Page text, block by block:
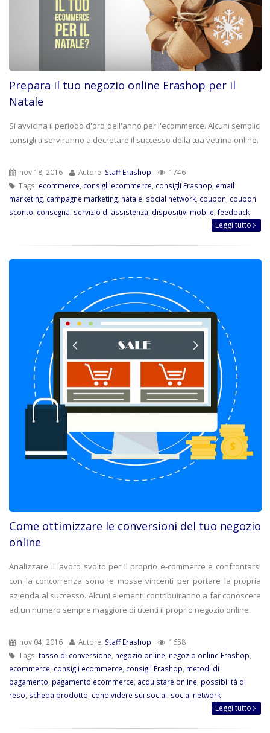
Prepara il tuo negozio online Erashop per il
Natale
Si avvicina il periodo d'oro dell'anno per l'ecommerce. Alcuni semplici
consigli ti serviranno a decretare il successo della tua vetrina online.
nov 18, 2016 Autore: Staff Erashop
1746
Tags: ecommerce consigli ecommerce consigli Erashop email
marketing campagne marketing natale social network coupon coupon
sconto consegna servizio di assistenza dispositivi mobile feedback
Leggi tutto
Come ottimizzare le conversioni del tuo negozio
online
Analizzare il lavoro svolto per il proprio e-commerce e confrontarsi
con la concorrenza sono le mosse vincenti per portare la propria
azienda al successo. Alcuni elementi contribuiranno a far conoscere
ad un numero sempre maggiore di utenti il proprio negozio online.
nov 04, 2016 Autore: Staff Erashop
1658
Tags: tasso di conversione negozio online negozio online Erashop
ecommerce consigli ecommerce consigli Erashop metodi di
pagamento pagamento ecommerce acquistare online possibilità di
reso scheda prodotto condividere sui social social network
Leggi tutto